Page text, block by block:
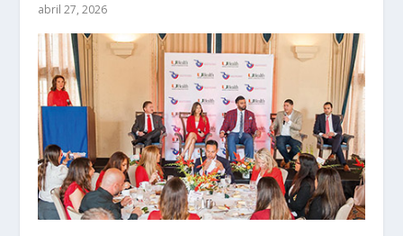
abril 27, 2026